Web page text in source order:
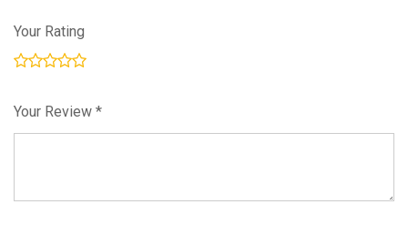
Your Rating
Your Review *